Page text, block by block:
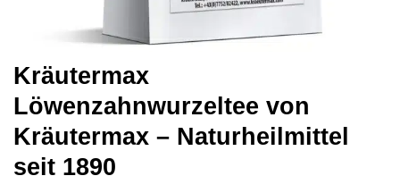
Kräutermax
Löwenzahnwurzeltee von
Kräutermax – Naturheilmittel
seit 1890